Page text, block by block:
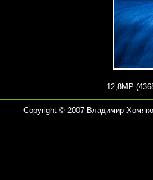
12,8MP
Copyright © 2007 Владимир